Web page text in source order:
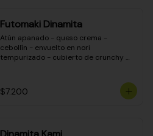
Futomaki Dinamita
Atún apanado - queso crema -
cebollín - envuelto en nori
tempurizado - cubierto de crunchy
$7.200